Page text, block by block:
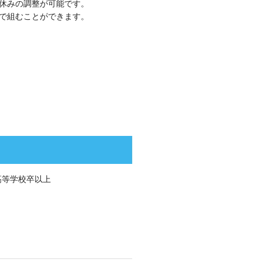
みの調整が可能です。
組むことができます。
学校卒以上